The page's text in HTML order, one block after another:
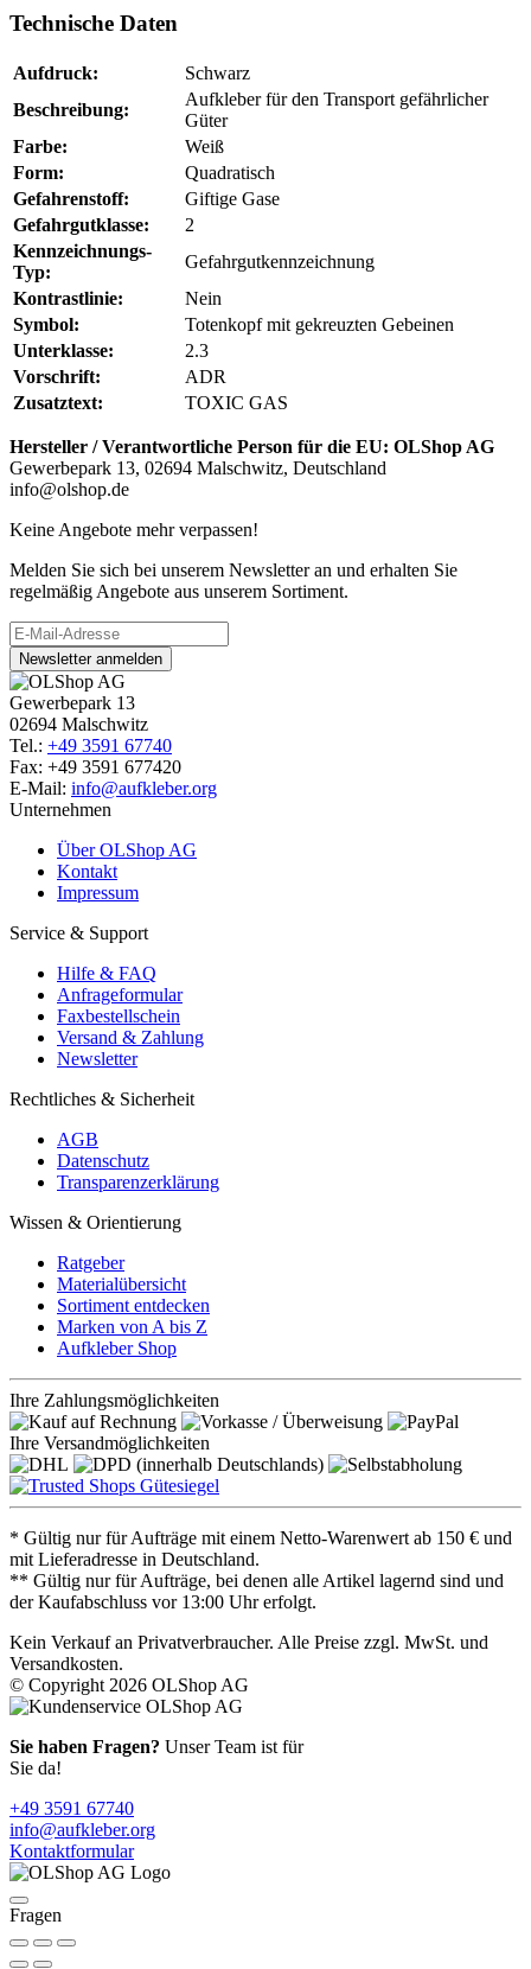
Technische Daten
Aufdruck:
Schwarz
Beschreibung:
Aufkleber für den Transport gefährlicher
Güter
Farbe:
Weiß
Form:
Quadratisch
Gefahrenstoff:
Giftige Gase
Gefahrgutklasse:
2
Kennzeichnungs-
Typ:
Gefahrgutkennzeichnung
Kontrastlinie:
Nein
Symbol:
Totenkopf mit gekreuzten Gebeinen
Unterklasse:
2.3
Vorschrift:
ADR
Zusatztext:
TOXIC GAS
Hersteller / Verantwortliche Person für die EU: OLShop AG
Gewerbepark 13, 02694 Malschwitz, Deutschland
info@olshop.de
Keine Angebote mehr verpassen!
Melden Sie sich bei unserem Newsletter an und erhalten Sie
regelmäßig Angebote aus unserem Sortiment.
Newsletter anmelden
Gewerbepark 13
02694 Malschwitz
Tel.: +49 3591 67740
Fax: +49 3591 677420
E-Mail: info@aufkleber.org
Unternehmen
Über OLShop AG
Kontakt
Impressum
Service & Support
Hilfe & FAQ
Anfrageformular
Faxbestellschein
Versand & Zahlung
Newsletter
Rechtliches & Sicherheit
AGB
Datenschutz
Transparenzerklärung
Wissen & Orientierung
Ratgeber
Materialübersicht
Sortiment entdecken
Marken von A bis Z
Aufkleber Shop
Ihre Zahlungsmöglichkeiten
Ihre Versandmöglichkeiten
* Gültig nur für Aufträge mit einem Netto-Warenwert ab 150 € und
mit Lieferadresse in Deutschland.
** Gültig nur für Aufträge, bei denen alle Artikel lagernd sind und
der Kaufabschluss vor 13:00 Uhr erfolgt.
Kein Verkauf an Privatverbraucher. Alle Preise zzgl. MwSt. und
Versandkosten.
© Copyright 2026 OLShop AG
Sie haben Fragen? Unser Team ist für
Sie da!
+49 3591 67740
info@aufkleber.org
Kontaktformular
Fragen